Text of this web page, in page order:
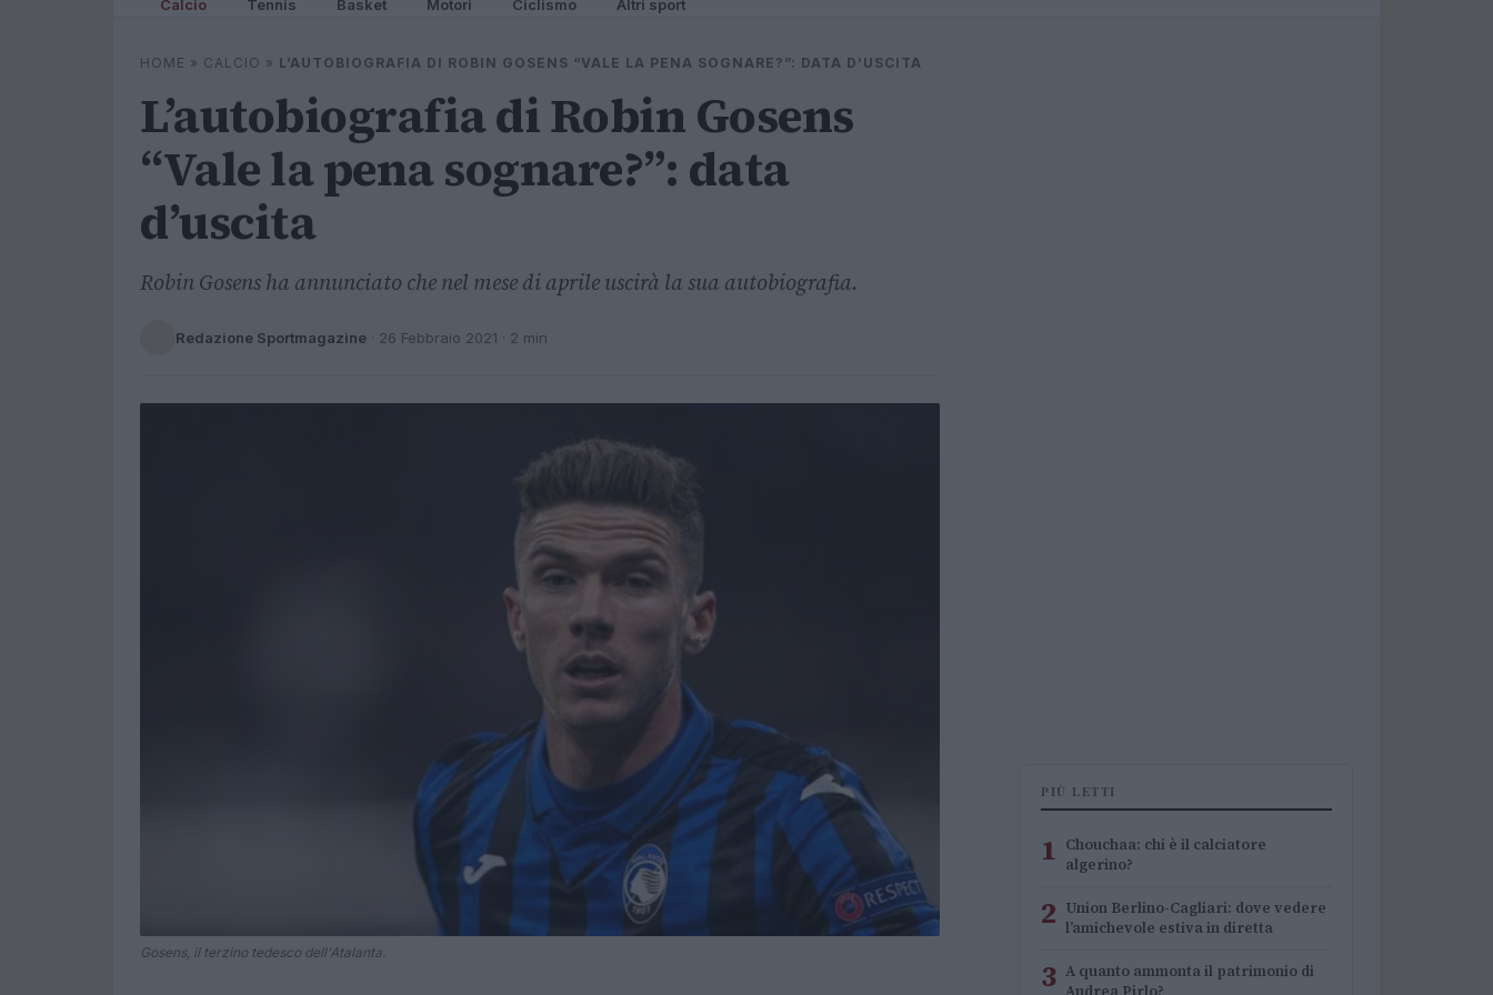
Calcio Tennis Basket Motori Ciclismo Altri sport
HOME » CALCIO » L’AUTOBIOGRAFIA DI ROBIN GOSENS “VALE LA PENA SOGNARE?”: DATA D’USCITA
L’autobiografia di Robin Gosens
“Vale la pena sognare?”: data
d’uscita
Robin Gosens ha annunciato che nel mese di aprile uscirà la sua autobiografia.
Redazione Sportmagazine · 26 Febbraio 2021 · 2 min
Gosens, il terzino tedesco dell'Atalanta.
PIÙ LETTI
1 Chouchaa: chi è il calciatore
algerino?
2 Union Berlino-Cagliari: dove vedere
l’amichevole estiva in diretta
3 A quanto ammonta il patrimonio di
Andrea Pirlo?